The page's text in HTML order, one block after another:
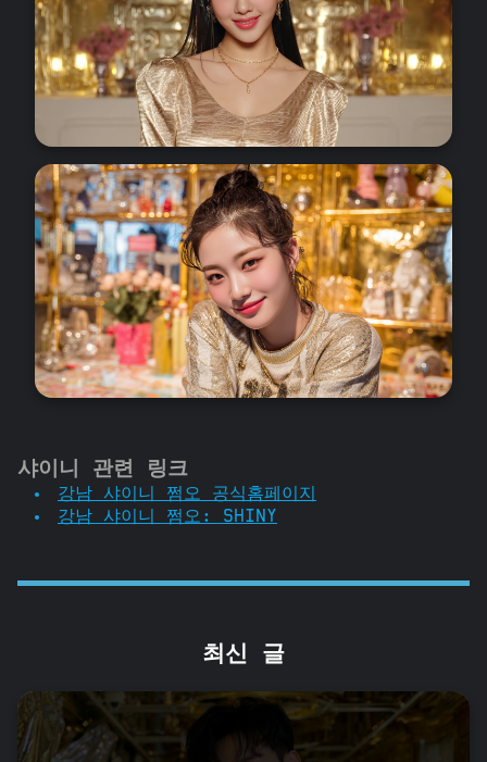
샤이니 관련 링크
강남 샤이니 쩜오 공식홈페이지
강남 샤이니 쩜오: SHINY
최신 글